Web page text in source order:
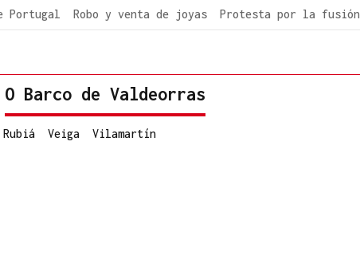
Portugal Robo y venta de joyas Protesta por la fusión
O Barco de Valdeorras
Rubiá Veiga Vilamartín